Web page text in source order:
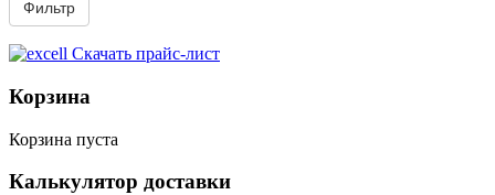
Скачать прайс-лист
Корзина
Корзина пуста
Калькулятор доставки